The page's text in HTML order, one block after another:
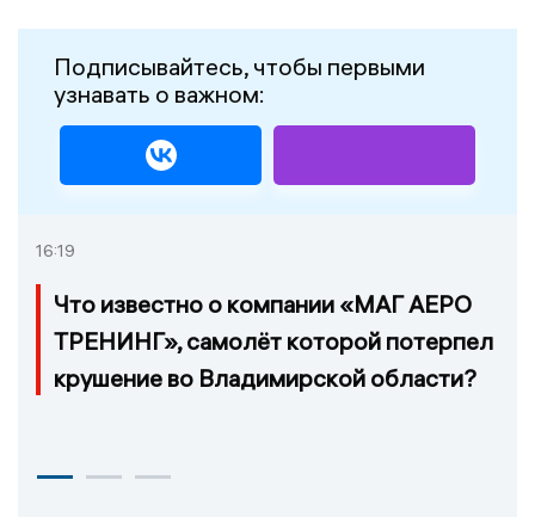
Подписывайтесь, чтобы первыми
узнавать о важном:
16:19
Что известно о компании «МАГ АЕРО
ТРЕНИНГ», самолёт которой потерпел
крушение во Владимирской области?